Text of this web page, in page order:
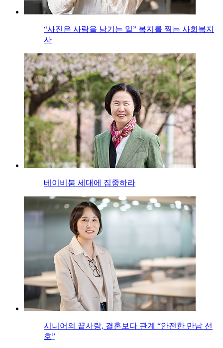
“사진은 사람을 남기는 일” 복지를 찍는 사회복지
사
베이비붐 세대에 집중하라
시니어의 끝사랑, 결혼보다 관계 “안전한 만남 선
호”